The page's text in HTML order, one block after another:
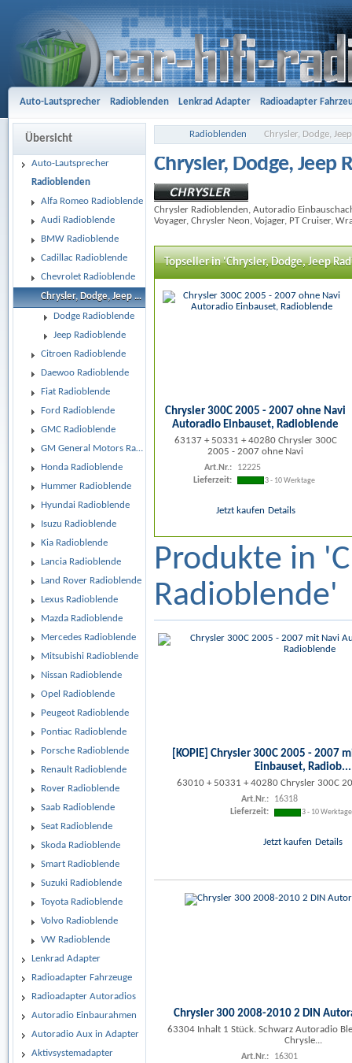
Auto-Lautsprecher Radioblenden Lenkrad Adapter Radioadapter
Aktivsystemadapter Entriegelungsbügel Antennenadapter Freisprech-
Car Hifi Komplett und Sonderangebote Car Hifi
Übersicht
Auto-Lautsprecher
Radioblenden
Alfa Romeo Radioblende
Audi Radioblende
BMW Radioblende
Cadillac Radioblende
Chevrolet Radioblende
Chrysler, Dodge, Jeep Radioblende
Dodge Radioblende
Jeep Radioblende
Citroen Radioblende
Daewoo Radioblende
Fiat Radioblende
Ford Radioblende
GMC Radioblende
GM General Motors Radioblende
Honda Radioblende
Hummer Radioblende
Hyundai Radioblende
Isuzu Radioblende
Kia Radioblende
Lancia Radioblende
Land Rover Radioblende
Lexus Radioblende
Mazda Radioblende
Mercedes Radioblende
Mitsubishi Radioblende
Nissan Radioblende
Opel Radioblende
Peugeot Radioblende
Pontiac Radioblende
Porsche Radioblende
Renault Radioblende
Rover Radioblende
Saab Radioblende
Seat Radioblende
Skoda Radioblende
Smart Radioblende
Suzuki Radioblende
Toyota Radioblende
Volvo Radioblende
VW Radioblende
Lenkrad Adapter
Radioadapter Fahrzeuge
Radioadapter Autoradios
Autoradio Einbaurahmen
Autoradio Aux in Adapter
Aktivsystemadapter
Radioblenden Chrysler, Dodge,
Chrysler, Dodge, Jeep
Chrysler Radioblenden, Autoradio
Voyager, Chrysler Neon, Vojager, PT Cruiser,
Topseller in 'Chrysler, Dodge, Jeep
Chrysler 300C 2005 - 2007 ohne Navi
Autoradio Einbauset, Radioblende
63137 + 50331 + 40280 Chrysler 300C
2005 - 2007 ohne Navi
Art.Nr.:
12225
Lieferzeit:
3 - 10 Werktage
Jetzt kaufen Details
Produkte in
Radioblende'
[KOPIE] Chrysler 300C 2005 - 2007
Einbauset, Radiob...
63010 + 50331 + 40280 Chrysler 300C
Art.Nr.:
16318
Lieferzeit:
3 - 10 Werktage
Jetzt kaufen Details
Chrysler 300 2008-2010 2 DIN
63304 Inhalt 1 Stück. Schwarz Autoradio
Chrysle...
Art.Nr.:
16301